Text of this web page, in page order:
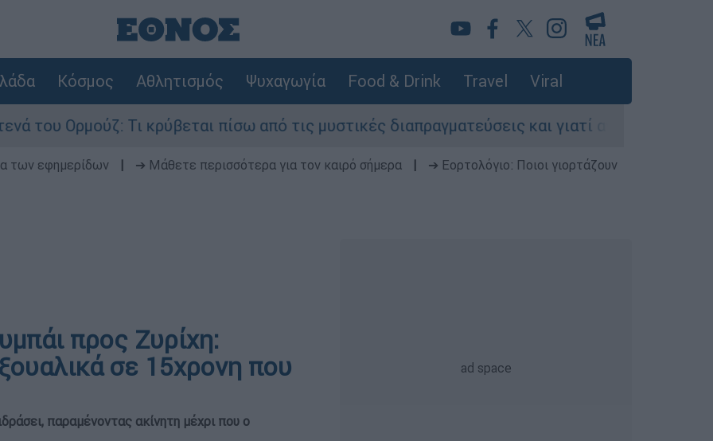
Κόσμος Αθλητισμός Ψυχαγωγία Food & Drink Travel Viral
Ορμούζ: Τι κρύβεται πίσω από τις μυστικές διαπραγματεύσεις και γιατί αντιδρούν οι ΗΠΑ
των εφημερίδων ➔ Μάθετε περισσότερα για τον καιρό σήμερα
➔ Εορτολόγιο: Ποιοι γιορτάζουν
προς Ζυρίχη:
σε 15χρονη που
παραμένοντας ακίνητη μέχρι που ο